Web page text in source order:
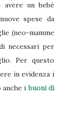
un bebè
spese da
(neo-mamme
necessari per
Per questo
in evidenza i
anche ibuoni di